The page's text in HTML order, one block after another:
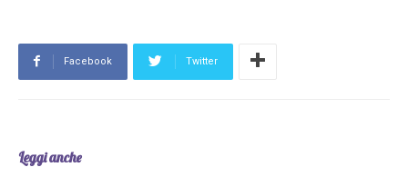
Facebook Twitter
Leggi anche